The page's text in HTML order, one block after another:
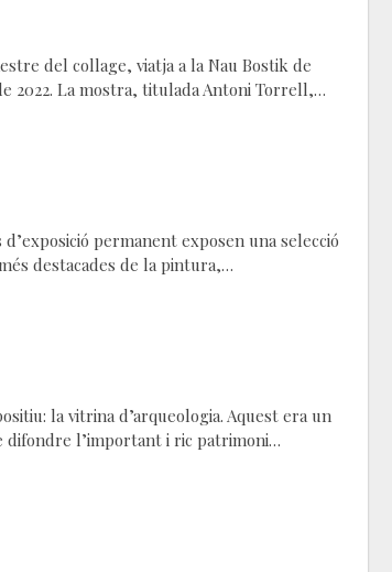
del collage, viatja a la Nau Bostik de
2022. La mostra, titulada Antoni Torrell,…
permanent exposen una selecció
destacades de la pintura,…
la vitrina d’arqueologia. Aquest era un
difondre l’important i ric patrimoni…